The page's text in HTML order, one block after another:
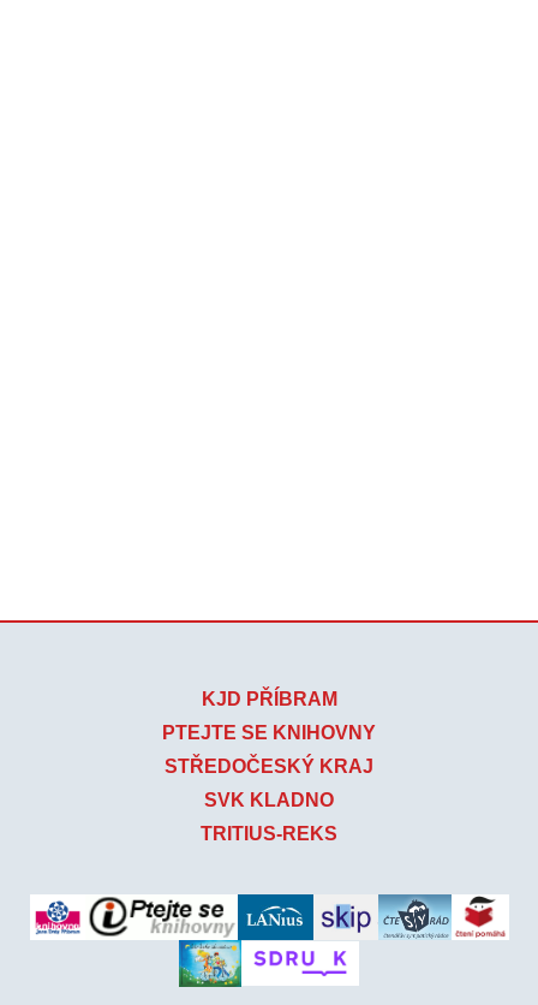
KJD PŘÍBRAM
PTEJTE SE KNIHOVNY
STŘEDOČESKÝ KRAJ
SVK KLADNO
TRITIUS-REKS